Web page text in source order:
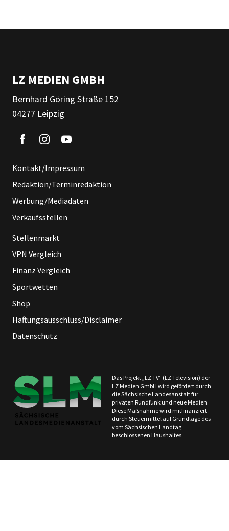
LZ MEDIEN GMBH
Bernhard Göring Straße 152
04277 Leipzig
Kontakt/Impressum
Redaktion/Terminredaktion
Werbung/Mediadaten
Verkaufsstellen
Stellenmarkt
VPN Vergleich
Finanz Vergleich
Sportwetten
Shop
Haftungsausschluss/Disclaimer
Datenschutz
Das Projekt „LZ TV“ (LZ Television) der
LZ Medien GmbH wird gefördert durch
die Sächsische Landesanstalt für
privaten Rundfunk und neue Medien.
Diese Maßnahme wird mitfinanziert
durch Steuermittel auf Grundlage des
vom Sächsischen Landtag
beschlossenen Haushaltes.